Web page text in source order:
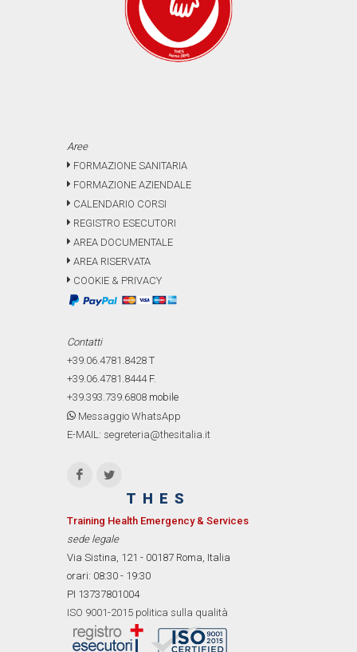
Aree
FORMAZIONE SANITARIA
FORMAZIONE AZIENDALE
CALENDARIO CORSI
REGISTRO ESECUTORI
AREA DOCUMENTALE
AREA RISERVATA
COOKIE & PRIVACY
Contatti
+39.06.4781.8428 T
+39.06.4781.8444F.
+39.393.739.6808 mobile
Messaggio WhatsApp
E-MAIL: segreteria@thesitalia.it
THES
Training Health Emergency & Services
sede legale
Via Sistina, 121 - 00187 Roma, Italia
orari: 08:30 - 19:30
PI 13737801004
ISO 9001-2015 politica sulla qualità